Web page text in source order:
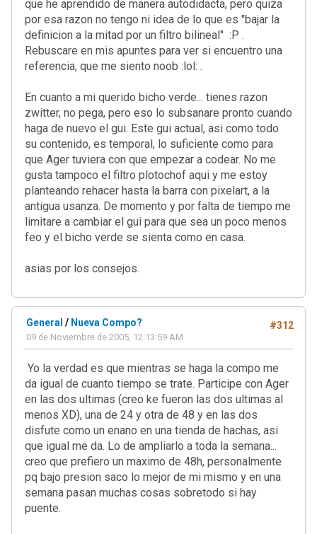
que he aprendido de manera autodidacta, pero quiza
por esa razon no tengo ni idea de lo que es "bajar la
definicion a la mitad por un filtro bilineal" :P .
Rebuscare en mis apuntes para ver si encuentro una
referencia, que me siento noob :lol: .
En cuanto a mi querido bicho verde... tienes razon
zwitter, no pega, pero eso lo subsanare pronto cuando
haga de nuevo el gui. Este gui actual, asi como todo
su contenido, es temporal, lo suficiente como para
que Ager tuviera con que empezar a codear. No me
gusta tampoco el filtro plotochof aqui y me estoy
planteando rehacer hasta la barra con pixelart, a la
antigua usanza. De momento y por falta de tiempo me
limitare a cambiar el gui para que sea un poco menos
feo y el bicho verde se sienta como en casa.
asias por los consejos.
#312
General / Nueva Compo?
09 de Noviembre de 2005, 12:13:59 AM
Yo la verdad es que mientras se haga la compo me
da igual de cuanto tiempo se trate. Participe con Ager
en las dos ultimas (creo ke fueron las dos ultimas al
menos XD), una de 24 y otra de 48 y en las dos
disfute como un enano en una tienda de hachas, asi
que igual me da. Lo de ampliarlo a toda la semana...
creo que prefiero un maximo de 48h, personalmente
pq bajo presion saco lo mejor de mi mismo y en una
semana pasan muchas cosas sobretodo si hay
puente.